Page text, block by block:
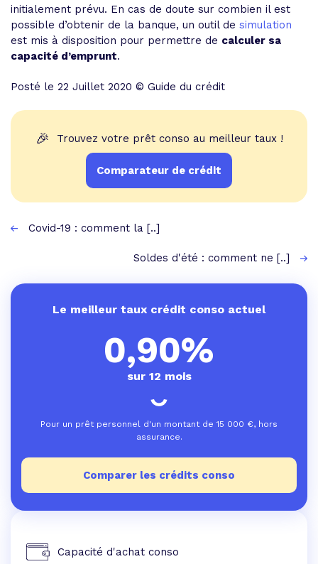
initialement prévu. En cas de doute sur combien il est
possible d’obtenir de la banque, un outil de simulation
est mis à disposition pour permettre de calculer sa
capacité d’emprunt.
Posté le 22 Juillet 2020 © Guide du crédit
🎉 Trouvez votre prêt conso au meilleur taux !
Comparateur de crédit
Covid-19 : comment la [..]
Soldes d'été : comment ne [..]
Le meilleur taux crédit conso actuel
0,90%
sur 12 mois
Pour un prêt personnel d'un montant de 15 000 €, hors
assurance.
Comparer les crédits conso
Capacité d'achat conso